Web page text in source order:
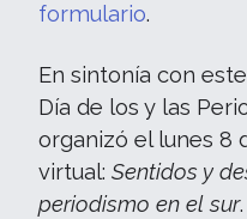
formulario.
En sintonía con
Día de los y las
organizó el lunes 8
virtual: Sentidos y
periodismo en el sur.